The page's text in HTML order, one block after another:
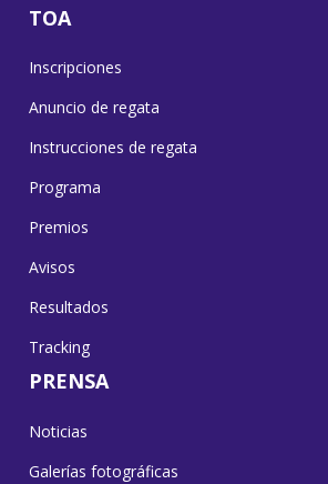
TOA
Inscripciones
Anuncio de regata
Instrucciones de regata
Programa
Premios
Avisos
Resultados
Tracking
PRENSA
Noticias
Galerías fotográficas